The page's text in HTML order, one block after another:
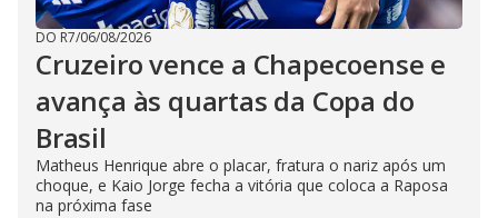
DO R7/06/08/2026
Cruzeiro vence a Chapecoense e
avança às quartas da Copa do
Brasil
Matheus Henrique abre o placar, fratura o nariz após um
choque, e Kaio Jorge fecha a vitória que coloca a Raposa
na próxima fase